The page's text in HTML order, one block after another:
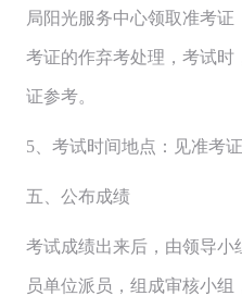
局阳光服务中心领取准考
考证的作弃考处理，考试
证参考。
5、考试时间地点：见准考证
五、公布成绩
考试成绩出来后，由领导
员单位派员，组成审核小